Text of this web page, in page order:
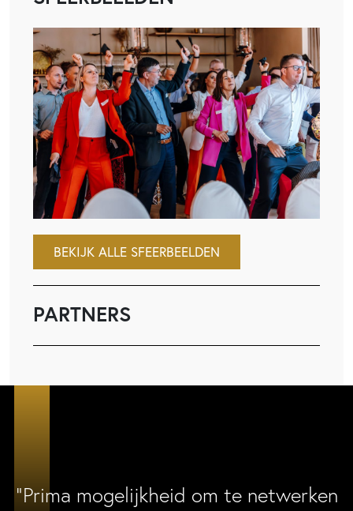
BEKIJK ALLE SFEERBEELDEN
PARTNERS
“Prima mogelijkheid om te netwerken